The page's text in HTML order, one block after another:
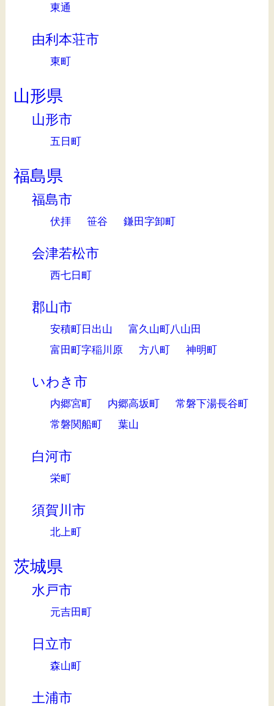
東通
由利本荘市
東町
山形県
山形市
五日町
福島県
福島市
伏拝 笹谷 鎌田字卸町
会津若松市
西七日町
郡山市
安積町日出山
富久山町八山田
富田町字稲川原
方八町 神明町
いわき市
内郷宮町 内郷高坂町
常磐下湯長谷町
常磐関船町
葉山
白河市
栄町
須賀川市
北上町
茨城県
水戸市
元吉田町
日立市
森山町
土浦市